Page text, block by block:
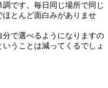
です。毎日同じ場所で同じ
とんど面白みがありませ
で選べるようになりますの
うことは減ってくるでしょ